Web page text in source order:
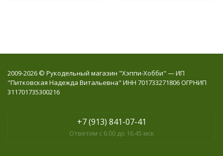
2009-2026 © Рукодельный магазин "Хэппи-Хобби" — ИП
"Питковская Надежда Витальевна" ИНН 701733271806 ОГРНИП
311701735300216
+7 (913) 841-07-41
Ответим с 6.00 до 16.45 мск